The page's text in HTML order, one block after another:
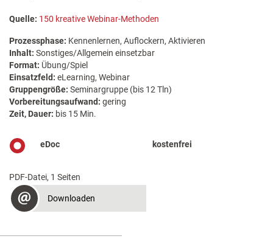
Quelle: 150 kreative Webinar-Methoden
Prozessphase: Kennenlernen, Auflockern, Aktivieren
Inhalt: Sonstiges/Allgemein einsetzbar
Format: Übung/Spiel
Einsatzfeld: eLearning, Webinar
Gruppengröße: Seminargruppe (bis 12 Tln)
Vorbereitungsaufwand: gering
Zeit, Dauer: bis 15 Min.
eDoc kostenfrei
PDF-Datei, 1 Seiten
Downloaden